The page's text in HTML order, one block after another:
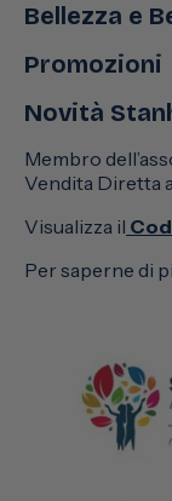
Bellezza e
Promozioni
Novità
Membro
Vendita Diretta
Visualizza il
Per saperne di